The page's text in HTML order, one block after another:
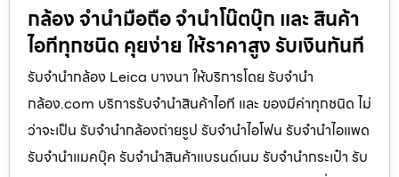
กล้อง จำนำมือถือ จำนำโน๊ตบุ๊ก และ สินค้า
ไอทีทุกชนิด คุยง่าย ให้ราคาสูง รับเงินทันที
รับจำนำกล้อง Leica บางนา ให้บริการโดย รับจํานํา
กล้อง.com บริการรับจํานําสินค้าไอที และ ของมีค่าทุกชนิด ไม่
ว่าจะเป็น รับจํานํากล้องถ่ายรูป รับจํานําไอโฟน รับจํานําไอแพด
รับจํานําแมคบุ๊ค รับจํานําสินค้าแบรนด์เนม รับจํานํากระเป๋า รับ